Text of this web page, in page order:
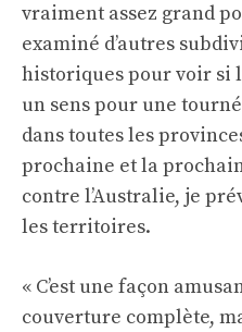
vraiment assez grand
examiné d’autres
historiques pour voir si
un sens pour une
dans toutes les
prochaine et la
contre l’Australie, je
les territoires.
« C’est une façon
couverture complète,